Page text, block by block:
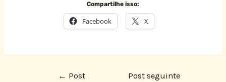
Compartilhe isso:
Facebook X
← Post
Post seguinte